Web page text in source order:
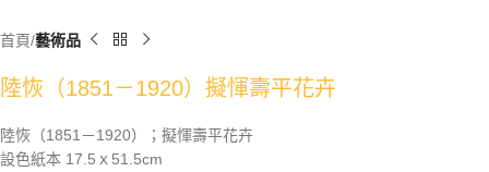
首頁 藝術品
陸恢（1851－1920）擬惲壽平花卉
陸恢（1851－1920）；擬惲壽平花卉
設色紙本 17.5ｘ51.5cm